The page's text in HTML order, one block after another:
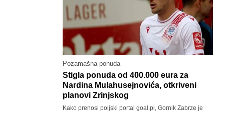
Pozamašna ponuda
Stigla ponuda od 400.000 eura za
Nardina Mulahusejnovića, otkriveni
planovi Zrinjskog
Kako prenosi poljski portal goal.pl, Gornik Zabrze je